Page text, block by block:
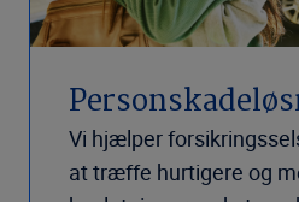
Vi hjælper
at træffe hurtigere og